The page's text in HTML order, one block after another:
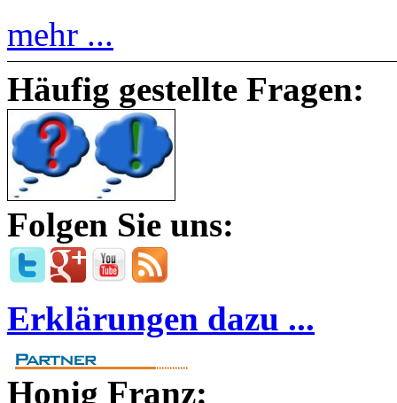
mehr ...
Häufig gestellte Fragen:
Folgen Sie uns:
Erklärungen dazu ...
Honig Franz: